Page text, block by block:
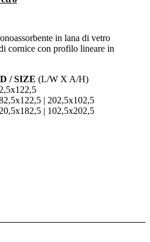
in lana di vetro
cornice con profilo lineare in
/ SIZE (L/W X A/H)
| 202,5x102,5
| 102,5x202,5